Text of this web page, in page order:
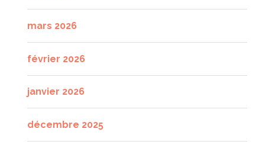
mars 2026
février 2026
janvier 2026
décembre 2025